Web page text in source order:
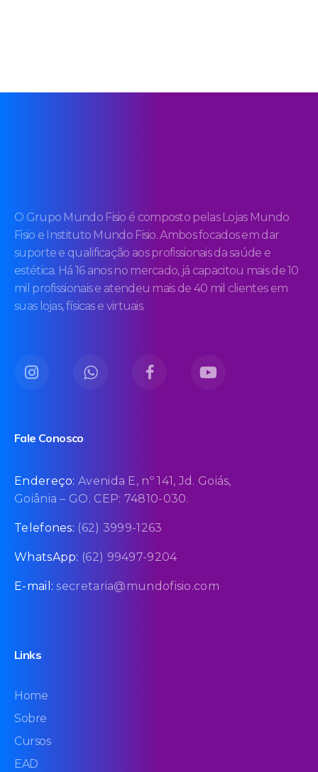
O Grupo Mundo Fisio é composto pelas Lojas Mundo
Fisio e Instituto Mundo Fisio. Ambos focados em dar
suporte e qualificação aos profissionais da saúde e
estética. Há 16 anos no mercado, já capacitou mais de 10
mil profissionais e atendeu mais de 40 mil clientes em
suas lojas, físicas e virtuais.
Fale Conosco
Endereço:Avenida E, nº 141, Jd. Goiás,
Goiânia – GO. CEP: 74810-030.
Telefones: (62) 3999-1263
WhatsApp: (62) 99497-9204
E-mail: secretaria@mundofisio.com
Links
Home
Sobre
Cursos
EAD